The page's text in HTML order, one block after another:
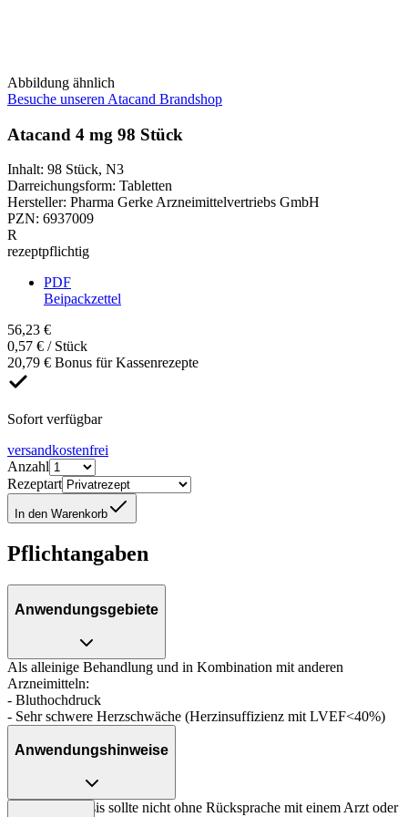
Abbildung ähnlich
Besuche unseren Atacand Brandshop
Atacand 4 mg 98 Stück
Inhalt: 98 Stück, N3
Darreichungsform: Tabletten
Hersteller: Pharma Gerke Arzneimittelvertriebs GmbH
PZN: 6937009
R
rezeptpflichtig
PDF
Beipackzettel
56,23 €
0,57 € / Stück
20,79 € Bonus für Kassenrezepte
Sofort verfügbar
versandkostenfrei
Anzahl
Rezeptart
In den Warenkorb
Pflichtangaben
Anwendungsgebiete
Als alleinige Behandlung und in Kombination mit anderen
Arzneimitteln:
- Bluthochdruck
- Sehr schwere Herzschwäche (Herzinsuffizienz mit LVEF<40%)
Anwendungshinweise
Die Gesamtdosis sollte nicht ohne Rücksprache mit einem Arzt oder